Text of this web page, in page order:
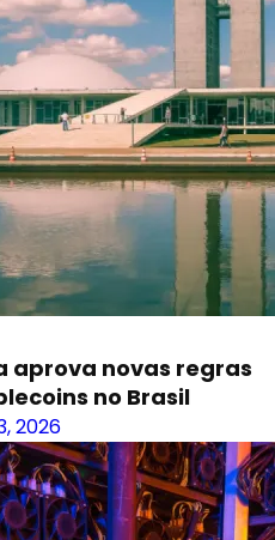
aprova novas regras
no Brasil
2026